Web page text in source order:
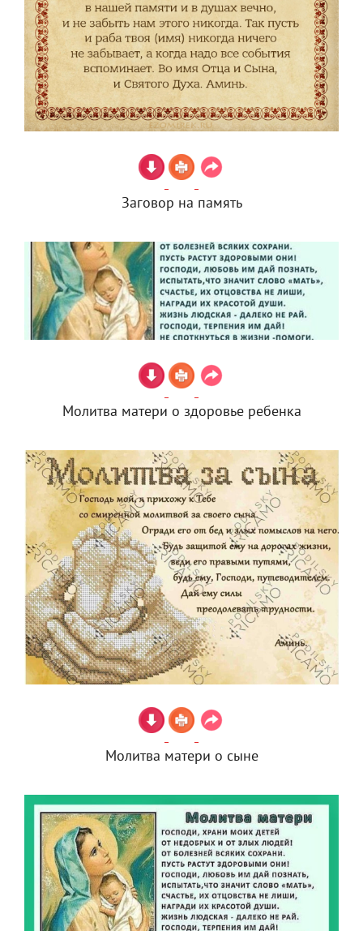
Заговор на память
Молитва матери о здоровье ребенка
Молитва матери о сыне